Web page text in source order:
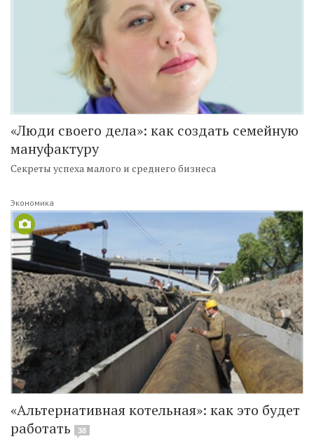
«Люди своего дела»: как создать семейную
мануфактуру
Секреты успеха малого и среднего бизнеса
Экономика
«Альтернативная котельная»: как это будет
работать
38